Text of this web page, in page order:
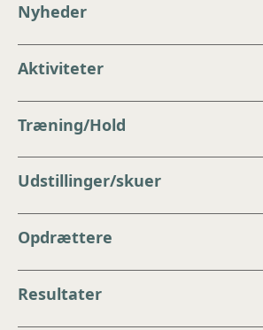
Nyheder
Aktiviteter
Træning/Hold
Udstillinger/skuer
Opdrættere
Resultater